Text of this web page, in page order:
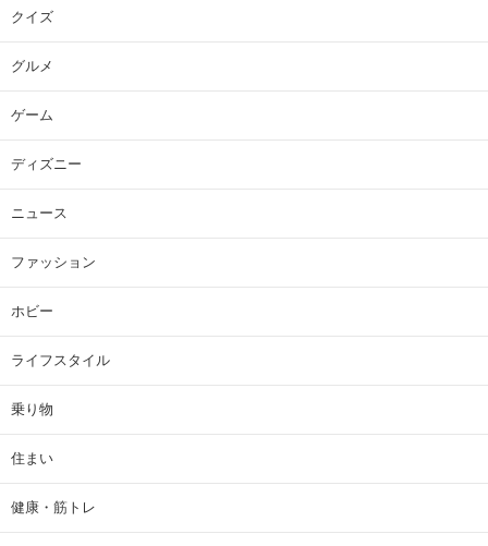
クイズ
グルメ
ゲーム
ディズニー
ニュース
ファッション
ホビー
ライフスタイル
乗り物
住まい
健康・筋トレ